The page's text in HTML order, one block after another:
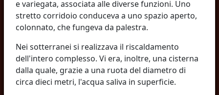
e variegata, associata alle diverse funzioni. Uno
stretto corridoio conduceva a uno spazio aperto,
colonnato, che fungeva da palestra.
Nei sotterranei si realizzava il riscaldamento
dell'intero complesso. Vi era, inoltre, una cisterna
dalla quale, grazie a una ruota del diametro di
circa dieci metri, l'acqua saliva in superficie.